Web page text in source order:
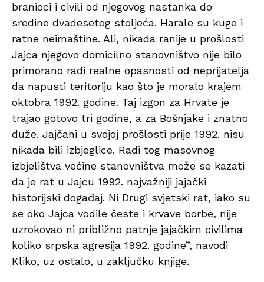
branioci i civili od njegovog nastanka do
sredine dvadesetog stoljeća. Harale su kuge i
ratne neimaštine. Ali, nikada ranije u prošlosti
Jajca njegovo domicilno stanovništvo nije bilo
primorano radi realne opasnosti od neprijatelja
da napusti teritoriju kao što je moralo krajem
oktobra 1992. godine. Taj izgon za Hrvate je
trajao gotovo tri godine, a za Bošnjake i znatno
duže. Jajčani u svojoj prošlosti prije 1992. nisu
nikada bili izbjeglice. Radi tog masovnog
izbjelištva većine stanovništva može se kazati
da je rat u Jajcu 1992. najvažniji jajački
historijski događaj. Ni Drugi svjetski rat, iako su
se oko Jajca vodile česte i krvave borbe, nije
uzrokovao ni približno patnje jajačkim civilima
koliko srpska agresija 1992. godine”, navodi
Kliko, uz ostalo, u zaključku knjige.